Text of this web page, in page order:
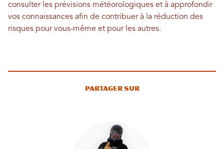
consulter les prévisions météorologiques et à approfondir
vos connaissances afin de contribuer à la réduction des
risques pour vous-même et pour les autres.
Partager sur